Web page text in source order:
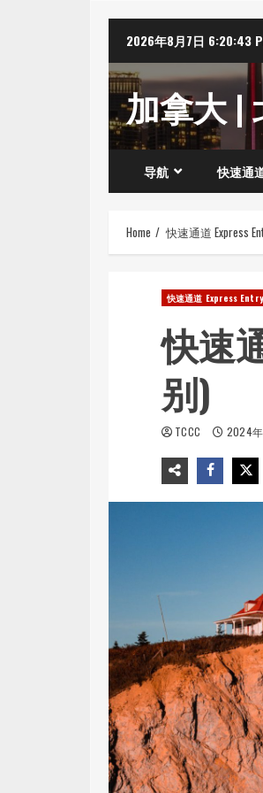
content
2026年8月7日 6:20:44
加拿大 |
导航 快速通
Home 快速通道 Express
快速通道 Express Entry
快速
别)
TCCC 2024